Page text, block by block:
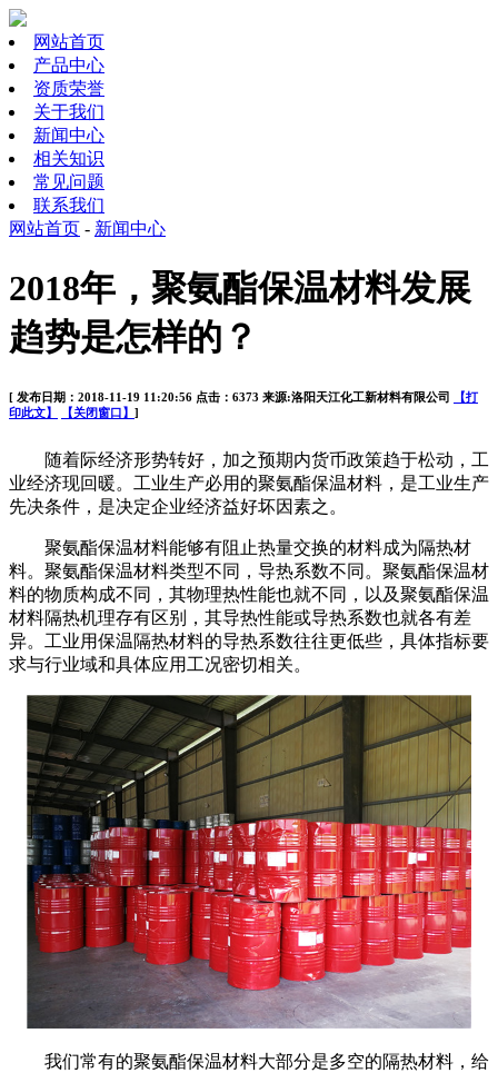
网站首页
产品中心
资质荣誉
关于我们
新闻中心
相关知识
常见问题
联系我们
网站首页 - 新闻中心
2018年，聚氨酯保温材料发展
趋势是怎样的？
[ 发布日期：2018-11-19 11:20:56 点击：6373 来源:洛阳天江化工新材料有限公司
【打
印此文】
【关闭窗口】 ]
随着际经济形势转好，加之预期内货币政策趋于松动，工
业经济现回暖。工业生产必用的聚氨酯保温材料，是工业生产
先决条件，是决定企业经济益好坏因素之。
聚氨酯保温材料能够有阻止热量交换的材料成为隔热材
料。聚氨酯保温材料类型不同，导热系数不同。聚氨酯保温材
料的物质构成不同，其物理热性能也就不同，以及聚氨酯保温
材料隔热机理存有区别，其导热性能或导热系数也就各有差
异。工业用保温隔热材料的导热系数往往更低些，具体指标要
求与行业域和具体应用工况密切相关。
我们常有的聚氨酯保温材料大部分是多空的隔热材料，给